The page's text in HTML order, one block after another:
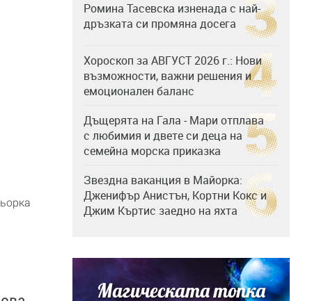
Ромина Тасевска изненада с най-
дръзката си промяна досега
Хороскоп за АВГУСТ 2026 г.: Нови
възможности, важни решения и
емоционален баланс
Дъщерята на Гала - Мари отплава
с любимия и двете си деца на
семейна морска приказка
Звездна ваканция в Майорка:
Дженифър Анистън, Кортни Кокс и
Джим Къртис заедно на яхта
Магическата топка